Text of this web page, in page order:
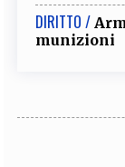
DIRITTO /
munizioni